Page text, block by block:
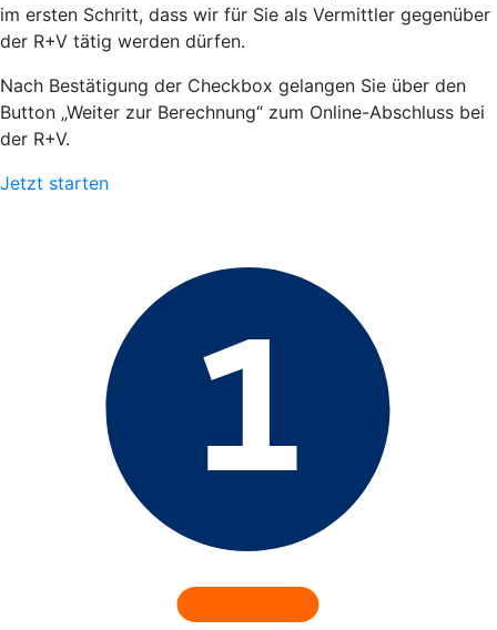
im ersten Schritt, dass wir für Sie als Vermittler gegenüber
der R+V tätig werden dürfen.
Nach Bestätigung der Checkbox gelangen Sie über den
Button „Weiter zur Berechnung“ zum Online-Abschluss bei
der R+V.
Jetzt starten